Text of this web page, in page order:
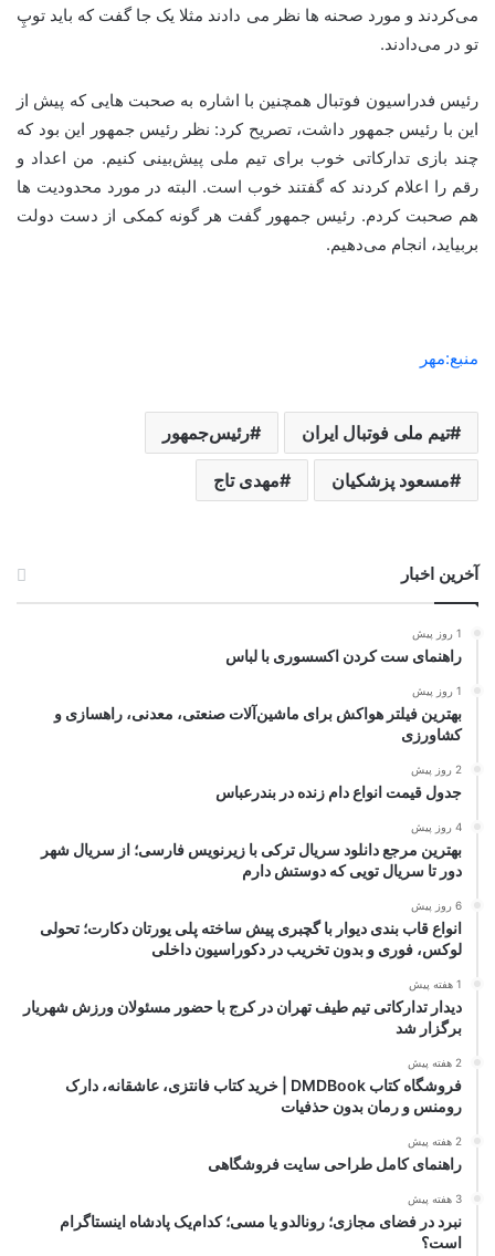
می‌کردند و مورد صحنه ها نظر می دادند مثلا یک جا گفت که باید توپِ
تو در می‌دادند.
رئیس فدراسیون فوتبال همچنین با اشاره به صحبت هایی که پیش از
این با رئیس جمهور داشت، تصریح کرد: نظر رئیس جمهور این بود که
چند بازی تدارکاتی خوب برای تیم ملی پیش‌بینی کنیم. من اعداد و
رقم را اعلام کردند که گفتند خوب است. البته در مورد محدودیت‌ ها
هم صحبت کردم. رئیس جمهور گفت هر گونه کمکی از دست دولت
بربیاید، انجام می‌دهیم.
منبع:مهر
تیم ملی فوتبال ایران رئیس‌جمهور
مسعود پزشکیان مهدی تاج
آخرین اخبار
1 روز پیش
راهنمای ست کردن اکسسوری با لباس
1 روز پیش
بهترین فیلتر هواکش برای ماشین‌آلات صنعتی، معدنی، راهسازی و
کشاورزی
2 روز پیش
جدول قیمت انواع دام زنده در بندرعباس
4 روز پیش
بهترین مرجع دانلود سریال ترکی با زیرنویس فارسی؛ از سریال شهر
دور تا سریال تویی که دوستش دارم
6 روز پیش
انواع قاب بندی دیوار با گچبری پیش ساخته پلی یورتان دکارت؛ تحولی
لوکس، فوری و بدون تخریب در دکوراسیون داخلی
1 هفته پیش
دیدار تدارکاتی تیم طیف تهران در کرج با حضور مسئولان ورزش شهریار
برگزار شد
2 هفته پیش
فروشگاه کتاب DMDBook | خرید کتاب فانتزی، عاشقانه، دارک
رومنس و رمان بدون حذفیات
2 هفته پیش
راهنمای کامل طراحی سایت فروشگاهی
3 هفته پیش
نبرد در فضای مجازی؛ رونالدو یا مسی؛ کدام‌یک پادشاه اینستاگرام
است؟